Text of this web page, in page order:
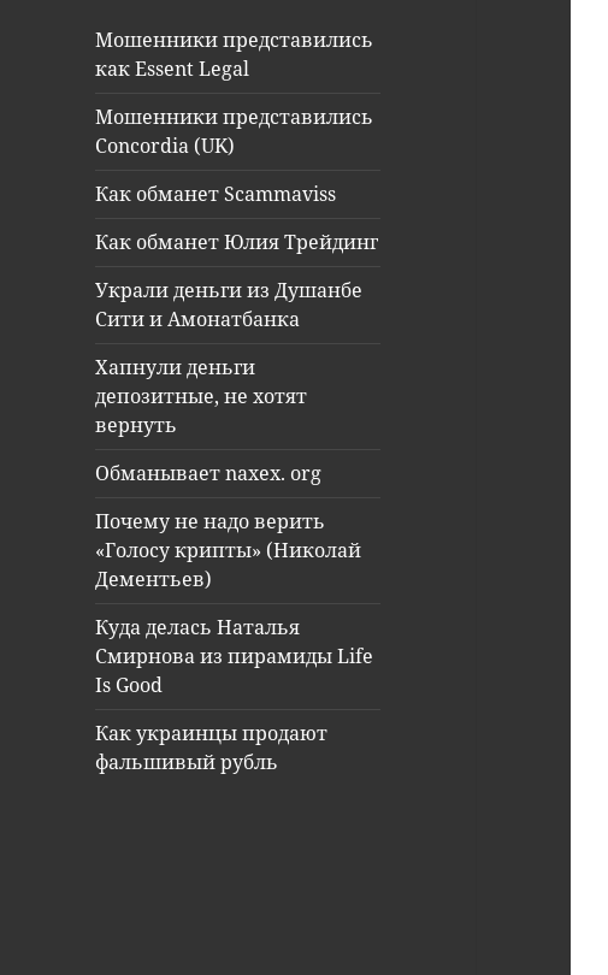
Мошенники представились
как Essent Legal
Мошенники представились
Concordia (UK)
Как обманет Scammaviss
Как обманет Юлия Трейдинг
Украли деньги из Душанбе
Сити и Амонатбанка
Хапнули деньги
депозитные, не хотят
вернуть
Обманывает naxex. org
Почему не надо верить
«Голосу крипты» (Николай
Дементьев)
Куда делась Наталья
Смирнова из пирамиды Life
Is Good
Как украинцы продают
фальшивый рубль